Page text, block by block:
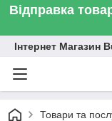
Відправка
Інтернет Магазин
Товари та